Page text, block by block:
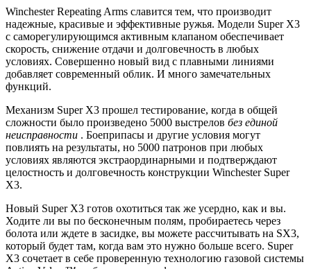
Winchester Repeating Arms славится тем, что производит
надежные, красивые и эффективные ружья. Модели Super X3
с саморегулирующимся активным клапаном обеспечивает
скорость, снижение отдачи и долговечность в любых
условиях. Совершенно новый вид с плавными линиями
добавляет современный облик. И много замечательных
функций.
Механизм Super X3 прошел тестирование, когда в общей
сложности было произведено 5000 выстрелов без единой
неисправности . Боеприпасы и другие условия могут
повлиять на результаты, но 5000 патронов при любых
условиях являются экстраординарными и подтверждают
целостность и долговечность конструкции Winchester Super
X3.
Новый Super X3 готов охотиться так же усердно, как и вы.
Ходите ли вы по бесконечным полям, пробираетесь через
болота или ждете в засидке, вы можете рассчитывать на SX3,
который будет там, когда вам это нужно больше всего. Super
X3 сочетает в себе проверенную технологию газовой системы